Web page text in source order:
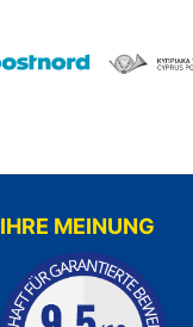
IHRE MEINUNG